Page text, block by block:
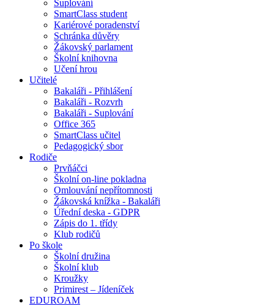
Suplování
SmartClass student
Kariérové poradenství
Schránka důvěry
Žákovský parlament
Školní knihovna
Učení hrou
Učitelé
Bakaláři - Přihlášení
Bakaláři - Rozvrh
Bakaláři - Suplování
Office 365
SmartClass učitel
Pedagogický sbor
Rodiče
Prvňáčci
Školní on-line pokladna
Omlouvání nepřítomnosti
Žákovská knížka - Bakaláři
Úřední deska - GDPR
Zápis do 1. třídy
Klub rodičů
Po škole
Školní družina
Školní klub
Kroužky
Primirest – Jídeníček
EDUROAM